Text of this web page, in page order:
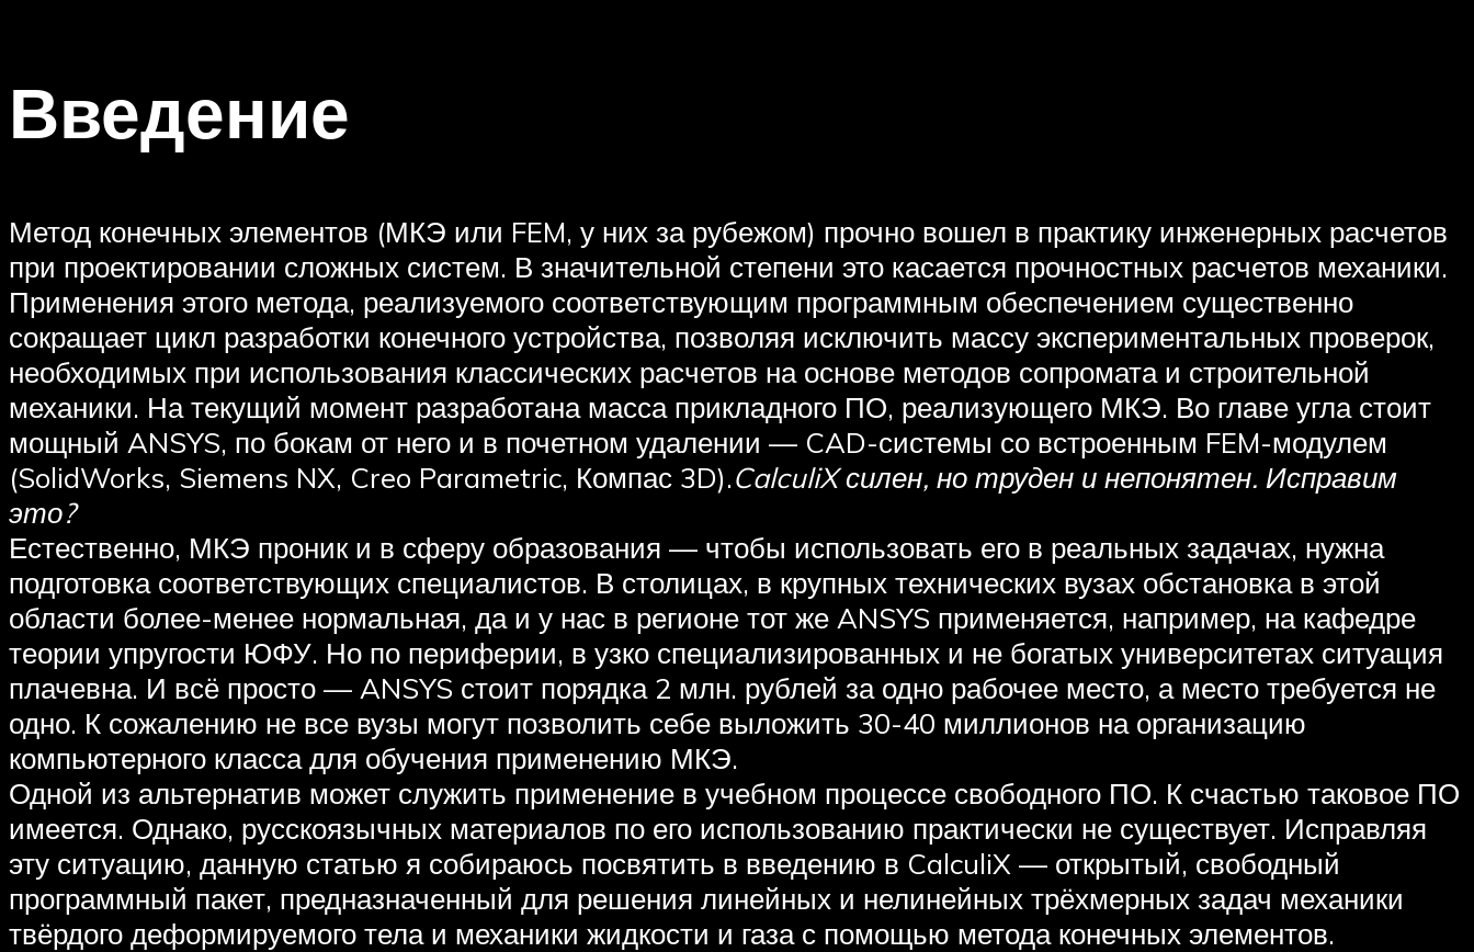
Введение
Метод конечных элементов (МКЭ или FEM, у них за рубежом) прочно вошел в практику инженерных расчетов
при проектировании сложных систем. В значительной степени это касается прочностных расчетов механики.
Применения этого метода, реализуемого соответствующим программным обеспечением существенно
сокращает цикл разработки конечного устройства, позволяя исключить массу экспериментальных проверок,
необходимых при использования классических расчетов на основе методов сопромата и строительной
механики. На текущий момент разработана масса прикладного ПО, реализующего МКЭ. Во главе угла стоит
мощный ANSYS, по бокам от него и в почетном удалении — CAD-системы со встроенным FEM-модулем
(SolidWorks, Siemens NX, Creo Parametric, Компас 3D).CalculiX силен, но труден и непонятен. Исправим
это?
Естественно, МКЭ проник и в сферу образования — чтобы использовать его в реальных задачах, нужна
подготовка соответствующих специалистов. В столицах, в крупных технических вузах обстановка в этой
области более-менее нормальная, да и у нас в регионе тот же ANSYS применяется, например, на кафедре
теории упругости ЮФУ. Но по периферии, в узко специализированных и не богатых университетах ситуация
плачевна. И всё просто — ANSYS стоит порядка 2 млн. рублей за одно рабочее место, а место требуется не
одно. К сожалению не все вузы могут позволить себе выложить 30-40 миллионов на организацию
компьютерного класса для обучения применению МКЭ.
Одной из альтернатив может служить применение в учебном процессе свободного ПО. К счастью таковое ПО
имеется. Однако, русскоязычных материалов по его использованию практически не существует. Исправляя
эту ситуацию, данную статью я собираюсь посвятить в введению в CalculiX — открытый, свободный
программный пакет, предназначенный для решения линейных и нелинейных трёхмерных задач механики
твёрдого деформируемого тела и механики жидкости и газа с помощью метода конечных элементов.